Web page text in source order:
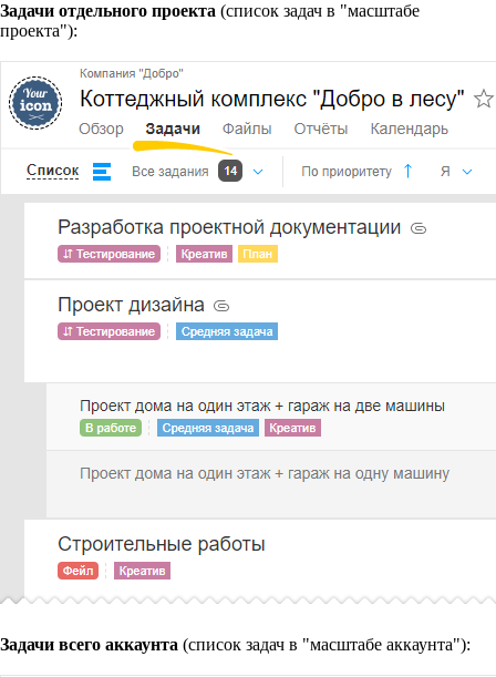
Задачи отдельного проекта (список задач в "масштабе
проекта"):
Задачи всего аккаунта (список задач в "масштабе аккаунта"):